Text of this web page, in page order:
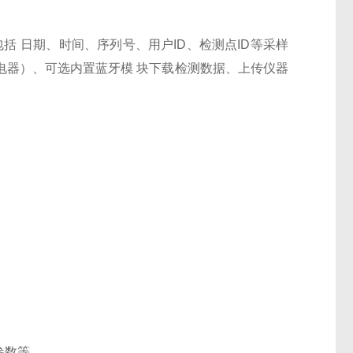
日期、时间、序列号、用户ID、检测点ID等采样
）、可选内置蓝牙模 块下载检测数据、上传仪器